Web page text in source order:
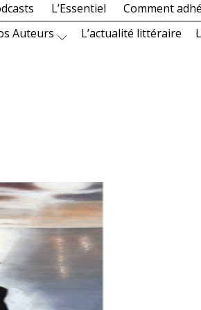
L’Essentiel Comment
Auteurs L’actualité littéraire